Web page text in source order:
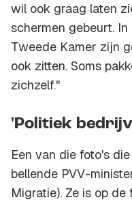
wil ook graag laten
schermen gebeurt.
Tweede Kamer zijn
ook zitten. Soms
zichzelf."
'Politiek
Een van die foto's
bellende PVV-
Migratie). Ze is op